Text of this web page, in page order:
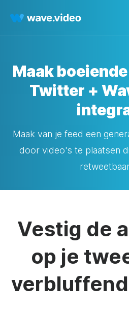
Maak
Twitter +
Maak van je feed een
door video's te plaatsen
Vestig de
op je